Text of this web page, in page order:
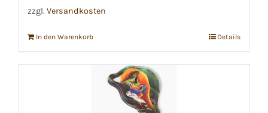
zzgl. Versandkosten
In den Warenkorb Details